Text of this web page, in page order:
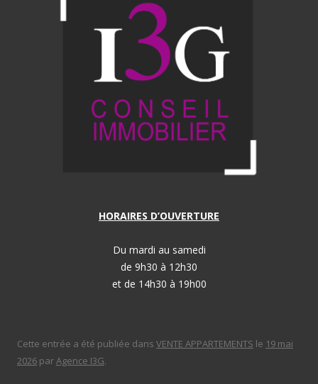
HORAIRES D’OUVERTURE
Du mardi au samedi
de 9h30 à 12h30
et de 14h30 à 19h00
Cette entrée a été publiée dans VENTE APPARTEMENTS le 19 mai
2026 parAgence I3G.